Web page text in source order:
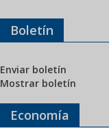
Boletín
Enviar boletín
Mostrar boletín
Economía